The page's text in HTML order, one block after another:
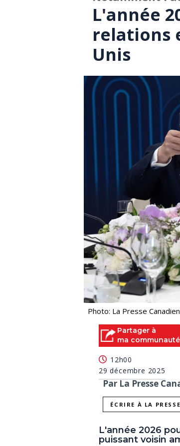
L'année
relations
Unis
Photo: La Presse
Partager à
ma communauté
12h00
29 décembre 2025
Par La Presse
ÉCRIRE À LA
L'année 2026
puissant voisin